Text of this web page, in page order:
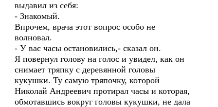
выдавил из себя:
- Знакомый.
Впрочем, врача этот вопрос особо не
волновал.
- У вас часы остановились,- сказал он.
Я повернул голову на голос и увидел, как он
снимает тряпку с деревянной головы
кукушки. Ту самую тряпочку, которой
Николай Андреевич протирал часы и которая,
обмотавшись вокруг головы кукушки, не дала